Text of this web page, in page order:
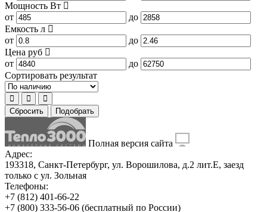
Мощность Вт
от
до
Емкость л
от
до
Цена руб
от
до
Сортировать результат
Сбросить Подобрать
Полная версия сайта
Адрес:
193318, Санкт-Петербург, ул. Ворошилова, д.2 лит.Е, заезд
только с ул. Зольная
Телефоны:
+7 (812) 401-66-22
+7 (800) 333-56-06 (бесплатный по России)